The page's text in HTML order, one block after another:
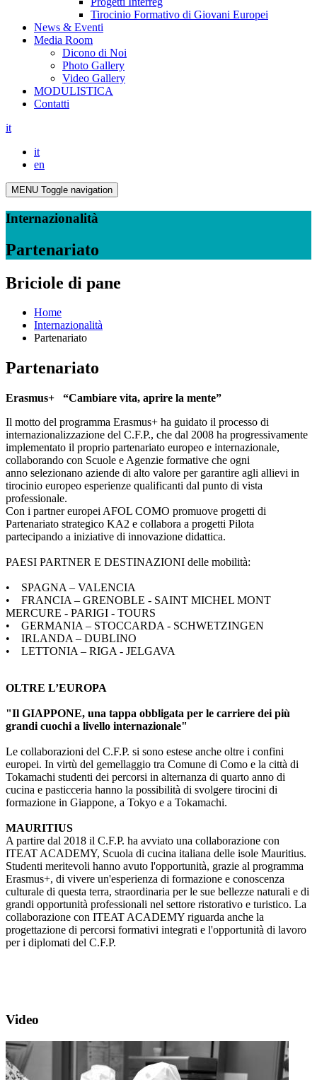
Tirocinio Formativo di Giovani Europei
News & Eventi
Media Room
Dicono di Noi
Photo Gallery
Video Gallery
MODULISTICA
Contatti
it
it
en
MENU Toggle navigation
Internazionalità
Partenariato
Briciole di pane
Home
Internazionalità
Partenariato
Partenariato
Erasmus+ “Cambiare vita, aprire la mente”
Il motto del programma Erasmus+ ha guidato il processo di
internazionalizzazione del C.F.P., che dal 2008 ha progressivamente
implementato il proprio partenariato europeo e internazionale,
collaborando con Scuole e Agenzie formative che ogni
anno selezionano aziende di alto valore per garantire agli allievi in
tirocinio europeo esperienze qualificanti dal punto di vista
professionale.
Con i partner europei AFOL COMO promuove progetti di
Partenariato strategico KA2 e collabora a progetti Pilota
partecipando a iniziative di innovazione didattica.
PAESI PARTNER E DESTINAZIONI delle mobilità:
• SPAGNA – VALENCIA
• FRANCIA – GRENOBLE - SAINT MICHEL MONT
MERCURE - PARIGI - TOURS
• GERMANIA – STOCCARDA - SCHWETZINGEN
• IRLANDA – DUBLINO
• LETTONIA – RIGA - JELGAVA
OLTRE L’EUROPA
"Il GIAPPONE, una tappa obbligata per le carriere dei più
grandi cuochi a livello internazionale"
Le collaborazioni del C.F.P. si sono estese anche oltre i confini
europei. In virtù del gemellaggio tra Comune di Como e la città di
Tokamachi studenti dei percorsi in alternanza di quarto anno di
cucina e pasticceria hanno la possibilità di svolgere tirocini di
formazione in Giappone, a Tokyo e a Tokamachi.
MAURITIUS
A partire dal 2018 il C.F.P. ha avviato una collaborazione con
ITEAT ACADEMY, Scuola di cucina italiana delle isole Mauritius.
Studenti meritevoli hanno avuto l'opportunità, grazie al programma
Erasmus+, di vivere un'esperienza di formazione e conoscenza
culturale di questa terra, straordinaria per le sue bellezze naturali e di
grandi opportunità professionali nel settore ristorativo e turistico. La
collaborazione con ITEAT ACADEMY riguarda anche la
progettazione di percorsi formativi integrati e l'opportunità di lavoro
per i diplomati del C.F.P.
Video